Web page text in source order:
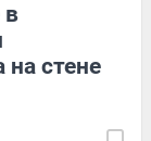
в
на стене